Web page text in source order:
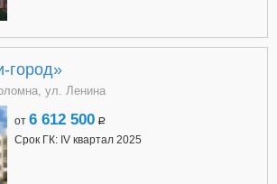
город»
ул. Ленина
от 6 612 500 a
Срок ГК: IV квартал 2025